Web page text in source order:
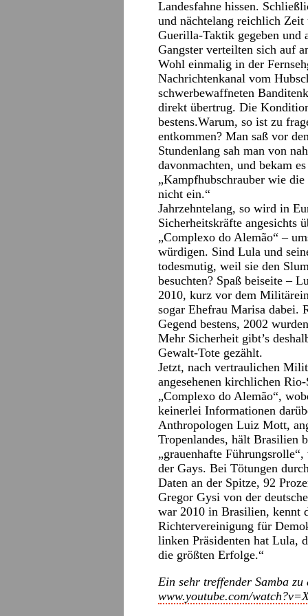
Landesfahne hissen.
und nächtelang reichlich
Guerilla-Taktik gegeben und
Gangster verteilten sich auf
Wohl einmalig in der
Nachrichtenkanal vom
schwerbewaffneten
direkt übertrug. Die
bestens.Warum, so ist zu
entkommen? Man saß vor
Stundenlang sah man von
davonmachten, und bekam
„Kampfhubschrauber wie
nicht ein.“
Jahrzehntelang, so wird in
Sicherheitskräfte angesichts
„Complexo do Alemão“ –
würdigen. Sind Lula und
todesmutig, weil sie den
besuchten? Spaß beiseite –
2010, kurz vor dem
sogar Ehefrau Marisa dabei.
Gegend bestens, 2002
Mehr Sicherheit gibt’s
Gewalt-Tote gezählt.
Jetzt, nach vertraulichen
angesehenen kirchlichen
„Complexo do Alemão“,
keinerlei Informationen
Anthropologen Luiz Mott,
Tropenlandes, hält Brasilien
„grauenhafte
der Gays. Bei Tötungen
Daten an der Spitze, 92
Gregor Gysi von der
war 2010 in Brasilien, kennt
Richtervereinigung für
linken Präsidenten hat Lula,
die größten Erfolge.“
Ein sehr treffender Samba
www.youtube.com/